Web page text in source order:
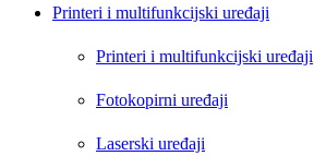
Printeri i multifunkcijski uređaji
Printeri i multifunkcijski uređaji
Fotokopirni uređaji
Laserski uređaji